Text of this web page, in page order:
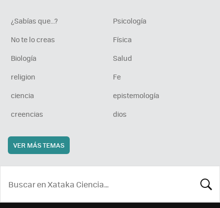
¿Sabías que...?
Psicología
No te lo creas
Física
Biología
Salud
religion
Fe
ciencia
epistemología
creencias
dios
VER MÁS TEMAS